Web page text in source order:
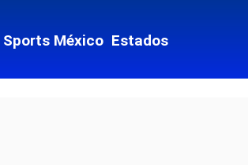
Sports México Estados